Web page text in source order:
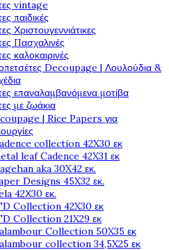
vintage
παιδικές
Χριστουγεννιάτικες
Πασχαλινές
καλοκαιρινές
Decoupage | Λουλούδια &
επαναλαμβανόμενα μοτίβα
με ζωάκια
| Rice Papers για
collection 42X30 εκ
leaf Cadence 42X31 εκ
aka 30X42 εκ.
Designs 45X32 εκ.
42Χ30 εκ.
Collection 42X30 εκ
Collection 21X29 εκ
Collection 50X35 εκ
collection 34,5X25 εκ